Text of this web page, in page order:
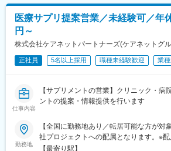
医療サプリ提案営業／未経験可／年
円～
株式会社ケアネットパートナーズ(ケアネットグ
正社員 5名以上採用 職種未経験歓迎 業
仕事内容
【サプリメントの営業】クリニック・病
ントの提案・情報提供を行います
勤務地
【全国に勤務地あり／転居可能な方が対
社プロジェクトへの配属となります。※
（目安3～4年）。頻繁に転居することは
【最寄り駅】